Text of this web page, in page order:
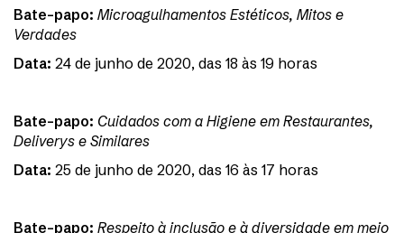
Bate-papo: Microagulhamentos Estéticos, Mitos e
Verdades
Data: 24 de junho de 2020, das 18 às 19 horas
Bate-papo: Cuidados com a Higiene em Restaurantes,
Deliverys e Similares
Data: 25 de junho de 2020, das 16 às 17 horas
Bate-papo: Respeito à inclusão e à diversidade em meio